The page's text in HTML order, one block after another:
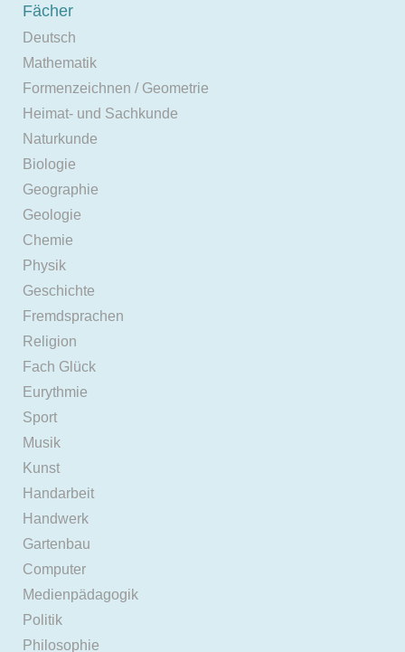
Fächer
Deutsch
Mathematik
Formenzeichnen / Geometrie
Heimat- und Sachkunde
Naturkunde
Biologie
Geographie
Geologie
Chemie
Physik
Geschichte
Fremdsprachen
Religion
Fach Glück
Eurythmie
Sport
Musik
Kunst
Handarbeit
Handwerk
Gartenbau
Computer
Medienpädagogik
Politik
Philosophie